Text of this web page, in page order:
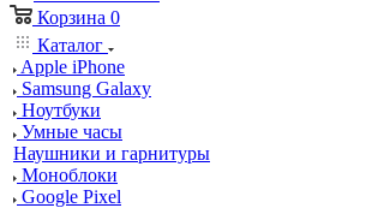
Корзина 0
Каталог
Apple iPhone
Samsung Galaxy
Ноутбуки
Умные часы
Наушники и гарнитуры
Моноблоки
Google Pixel